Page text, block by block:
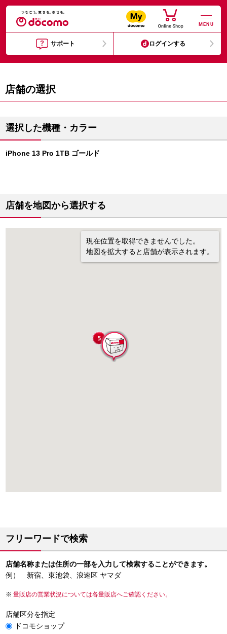
MENU
サポート ログインする
店舗の選択
選択した機種・カラー
iPhone 13 Pro 1TB ゴールド
店舗を地図から選択する
現在位置を取得できませんでした。
地図を拡大すると店舗が表示されます。
フリーワードで検索
店舗名称または住所の一部を入力して検索することができます。
例） 新宿、東池袋、浪速区 ヤマダ
量販店の営業状況については各量販店へご確認ください。
店舗区分を指定
ドコモショップ